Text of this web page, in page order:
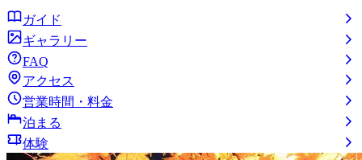
ガイド
ギャラリー
FAQ
アクセス
営業時間・料金
泊まる
体験